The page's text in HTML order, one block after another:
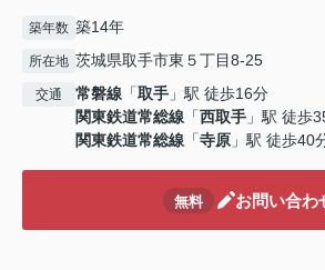
築年数 築14年
所在地 茨城県取手市東５丁目8-25
交通 常磐線 「取手 」駅 徒歩16分
関東鉄道常総線 「西取手 」駅 徒歩
関東鉄道常総線 「寺原 」駅 徒歩40
無料 お問い合わ